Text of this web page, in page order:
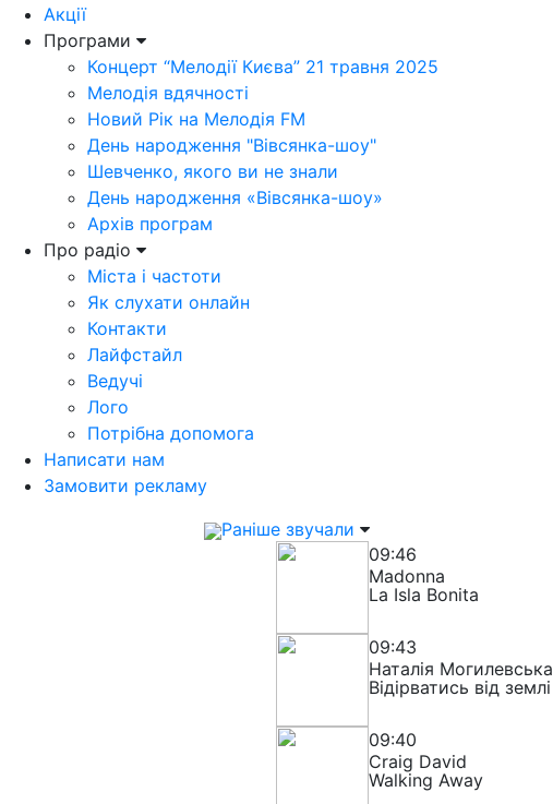
Акції
Програми
Концерт “Мелодії Києва” 21 травня 2025
Мелодія вдячності
Новий Рік на Мелодія FM
День народження "Вівсянка-шоу"
Шевченко, якого ви не знали
День народження «Вівсянка-шоу»
Архів програм
Про радіо
Міста і частоти
Як слухати онлайн
Контакти
Лайфстайл
Ведучі
Лого
Потрібна допомога
Написати нам
Замовити рекламу
Раніше звучали
09:46
Madonna
La Isla Bonita
09:43
Наталія Могилевська
Відірватись від землі
09:40
Craig David
Walking Away